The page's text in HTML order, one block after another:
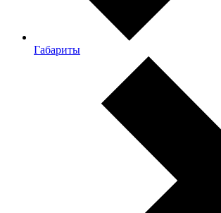
Габариты